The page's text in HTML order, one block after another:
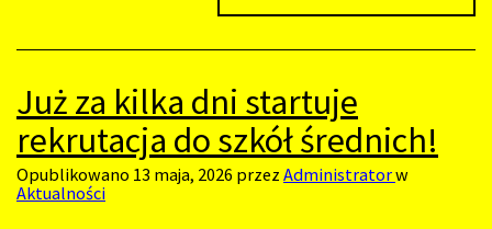
Już za kilka dni startuje
rekrutacja do szkół średnich!
Opublikowano 13 maja, 2026 przez Administratorw
Aktualności